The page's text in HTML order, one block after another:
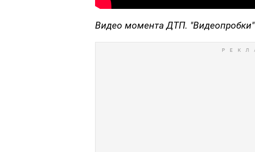
Видео момента ДТП. "Видеопробки"